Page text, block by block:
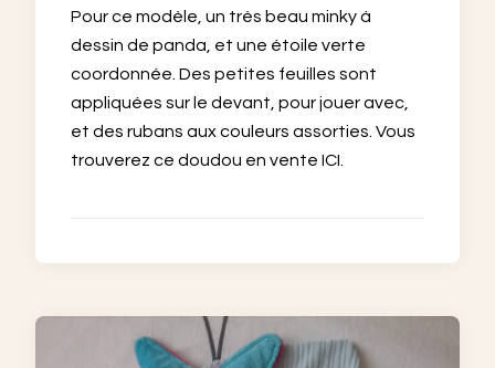
Pour ce modèle, un très beau minky à
dessin de panda, et une étoile verte
coordonnée. Des petites feuilles sont
appliquées sur le devant, pour jouer avec,
et des rubans aux couleurs assorties. Vous
trouverez ce doudou en vente ICI.